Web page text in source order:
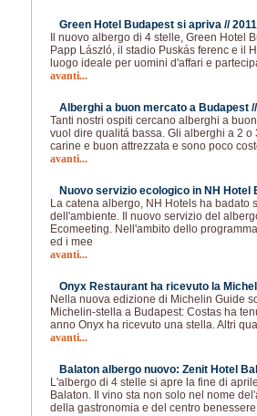
Green Hotel Budapest si apriva //
Il nuovo albergo di 4 stelle, Green Hotel
Papp László, il stadio Puskás ferenc e il
luogo ideale per uomini d'affari e
avanti...
Alberghi a buon mercato a Budapest
Tanti nostri ospiti cercano alberghi a
vuol dire qualitá bassa. Gli alberghi a 2 o
carine e buon attrezzata e sono poco
avanti...
Nuovo servizio ecologico in NH Hotel
La catena albergo, NH Hotels ha badato
dell'ambiente. Il nuovo servizio del
Ecomeeting. Nell'ambito dello
ed i mee
avanti...
Onyx Restaurant ha ricevuto la
Nella nuova edizione di Michelin Guide
Michelin-stella a Budapest: Costas ha
anno Onyx ha ricevuto una stella. Altri
avanti...
Balaton albergo nuovo: Zenit Hotel
L'albergo di 4 stelle si apre la fine di
Balaton. Il vino sta non solo nel nome
della gastronomia e del centro